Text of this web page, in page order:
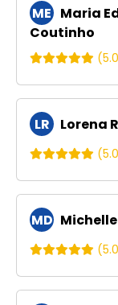
ME Maria
Coutinho
LR Lorena
MD